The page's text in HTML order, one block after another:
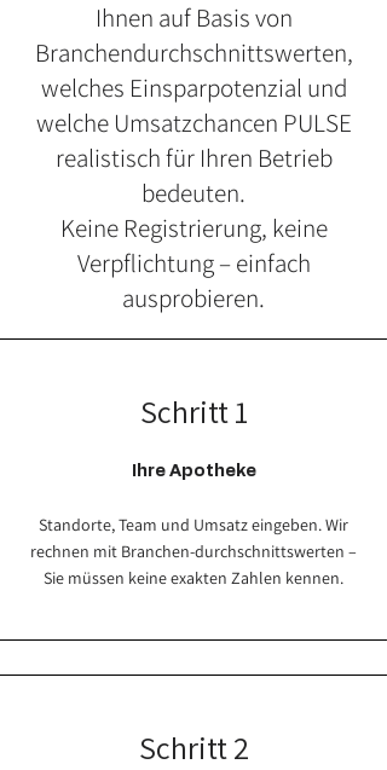
Ihnen auf Basis von
Branchendurchschnittswerten,
welches Einsparpotenzial und
welche Umsatzchancen PULSE
realistisch für Ihren Betrieb
bedeuten.
Keine Registrierung, keine
Verpflichtung – einfach
ausprobieren.
Schritt 1
Ihre Apotheke
Standorte, Team und Umsatz eingeben. Wir
rechnen mit Branchen-durchschnittswerten –
Sie müssen keine exakten Zahlen kennen.
Schritt 2